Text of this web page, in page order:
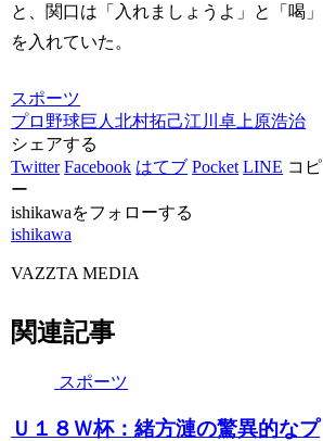
と、関口は「入れましょうよ」と「喝」
を入れていた。
スポーツ
プロ野球巨人北村拓己江川卓 上原浩治
シェアする
Twitter Facebook はてブ Pocket LINE コピ
ー
ishikawaをフォローする
ishikawa
VAZZTA MEDIA
関連記事
スポーツ
Ｕ１８Ｗ杯：緒方漣の驚異的なプ